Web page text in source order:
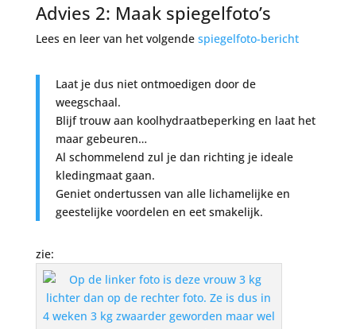
Advies 2: Maak spiegelfoto’s
Lees en leer van het volgende spiegelfoto-bericht
Laat je dus niet ontmoedigen door de
weegschaal.
Blijf trouw aan koolhydraatbeperking en laat het
maar gebeuren…
Al schommelend zul je dan richting je ideale
kledingmaat gaan.
Geniet ondertussen van alle lichamelijke en
geestelijke voordelen en eet smakelijk.
zie: